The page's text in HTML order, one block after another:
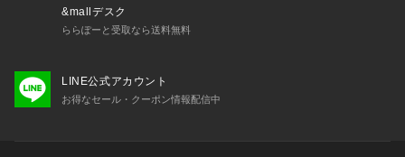
&mallデスク
ららぽーと受取なら送料無料
LINE公式アカウント
お得なセール・クーポン情報配信中